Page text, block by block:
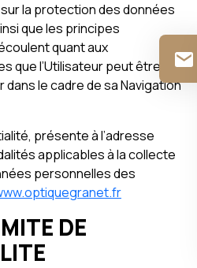
sur la protection des données
que les principes
quant aux
que l’Utilisateur peut être
dans le cadre de sa Navigation
présente à l’adresse
applicables à la collecte
personnelles des
DE